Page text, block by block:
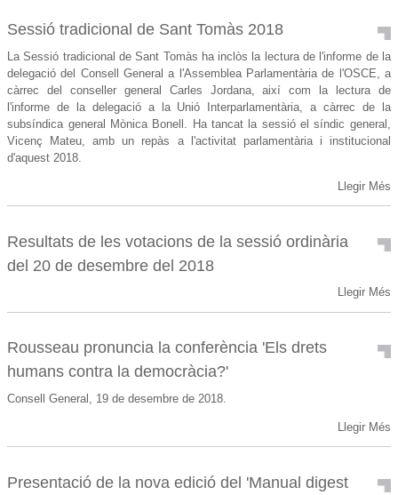
Sessió tradicional de Sant Tomàs 2018
La Sessió tradicional de Sant Tomàs ha inclòs la lectura de l'informe de la
delegació del Consell General a l'Assemblea Parlamentària de l'OSCE, a
càrrec del conseller general Carles Jordana, així com la lectura de
l'informe de la delegació a la Unió Interparlamentària, a càrrec de la
subsíndica general Mònica Bonell. Ha tancat la sessió el síndic general,
Vicenç Mateu, amb un repàs a l'activitat parlamentària i institucional
d'aquest 2018.
Llegir Més
Resultats de les votacions de la sessió ordinària
del 20 de desembre del 2018
Llegir Més
Rousseau pronuncia la conferència 'Els drets
humans contra la democràcia?'
Consell General, 19 de desembre de 2018.
Llegir Més
Presentació de la nova edició del 'Manual digest